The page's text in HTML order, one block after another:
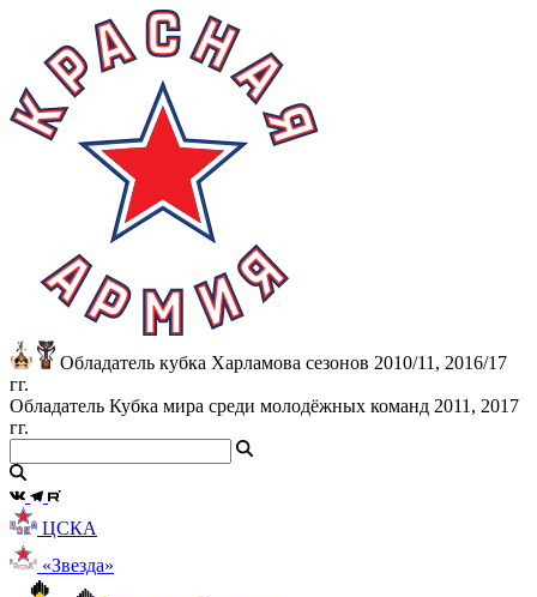
Обладатель кубка Харламова сезонов 2010/11, 2016/17
гг.
Обладатель Кубка мира среди молодёжных команд 2011, 2017
гг.
ЦСКА
«Звезда»